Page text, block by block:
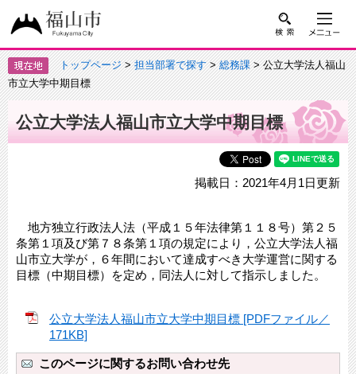
トップページ>担当部署で探す>総務課> 公立大学法人福山
市立大学中期目標
公立大学法人福山市立大学中期目標
掲載日：2021年4月1日更新
地方独立行政法人法（平成１５年法律第１１８号）第２５
条第１項及び第７８条第１項の規定により，公立大学法人福
山市立大学が，６年間において達成すべき大学運営に関する
目標（中期目標）を定め，同法人に対して指示しました。
公立大学法人福山市立大学中期目標 [PDFファイル／
171KB]
このページに関するお問い合わせ先